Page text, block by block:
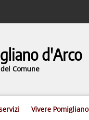
d'Arco
Comune
Vivere Pomigliano